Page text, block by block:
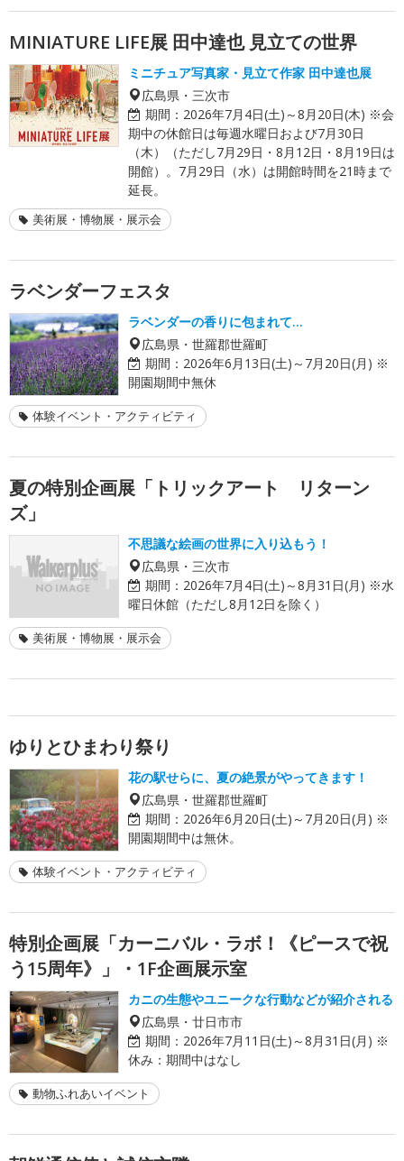
MINIATURE LIFE展 田中達也 見立ての世界
ミニチュア写真家・見立て作家 田中達也展
広島県・三次市
期間： 2026年7月4日(土)～8月20日(木) ※会
期中の休館日は毎週水曜日および7月30日
（木）（ただし7月29日・8月12日・8月19日は
開館）。7月29日（水）は開館時間を21時まで
延長。
美術展・博物展・展示会
ラベンダーフェスタ
ラベンダーの香りに包まれて…
広島県・世羅郡世羅町
期間： 2026年6月13日(土)～7月20日(月) ※
開園期間中無休
体験イベント・アクティビティ
夏の特別企画展「トリックアート リターン
ズ」
不思議な絵画の世界に入り込もう！
広島県・三次市
期間： 2026年7月4日(土)～8月31日(月) ※水
曜日休館（ただし8月12日を除く）
美術展・博物展・展示会
ゆりとひまわり祭り
花の駅せらに、夏の絶景がやってきます！
広島県・世羅郡世羅町
期間： 2026年6月20日(土)～7月20日(月) ※
開園期間中は無休。
体験イベント・アクティビティ
特別企画展「カーニバル・ラボ！《ピースで祝
う15周年》」・1F企画展示室
カニの生態やユニークな行動などが紹介される
広島県・廿日市市
期間： 2026年7月11日(土)～8月31日(月) ※
休み：期間中はなし
動物ふれあいイベント